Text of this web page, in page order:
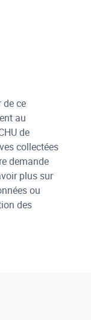
ce
au
de
collectées
demande
plus sur
ou
des